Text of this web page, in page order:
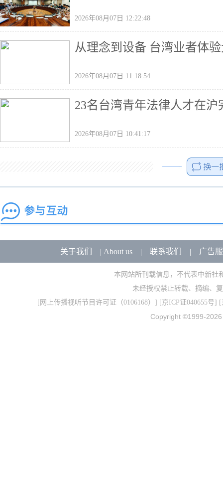
2026年08月07日 12:22:48
从理念到设备 台湾业者体
2026年08月07日 11:18:54
23名台湾青年法律人才在沪
2026年08月07日 10:41:17
关于我们 | About us| 联系我们 | 广告
本网站所刊载信息，不代表中新社
未经授权禁止转载、摘编、
[ 网上传播视听节目许可证（0106168） ] [京ICP证040655号] [
Copyright ©1999-